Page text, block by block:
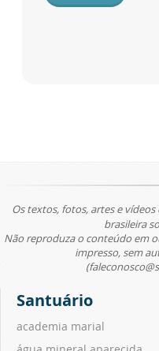
Os textos, fotos, artes e
brasileira
Não reproduza o conteúdo em
impresso, sem
Santuário
academia marial